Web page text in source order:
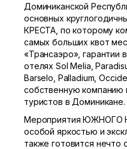
Доминиканской
основных
КРЕСТА, по которому
самых больших квот
«Трансаэро», гарантии
отелях Sol Melia,
Barselo, Palladium,
собственную компанию
туристов в Доминикане.
Мероприятия ЮЖНОГО
особой яркостью и
также готовится нечто